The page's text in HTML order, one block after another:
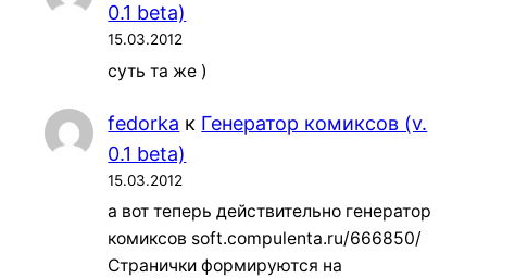
0.1 beta)
15.03.2012
суть та же )
fedorka к Генератор комиксов (v.
0.1 beta)
15.03.2012
а вот теперь действительно генератор
комиксов soft.compulenta.ru/666850/
Странички формируются на